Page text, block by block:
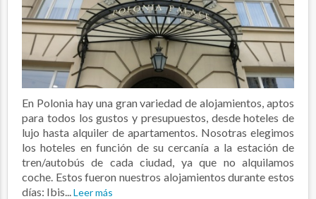
En Polonia hay una gran variedad de alojamientos, aptos
para todos los gustos y presupuestos, desde hoteles de
lujo hasta alquiler de apartamentos. Nosotras elegimos
los hoteles en función de su cercanía a la estación de
tren/autobús de cada ciudad, ya que no alquilamos
coche. Estos fueron nuestros alojamientos durante estos
días: Ibis... Leer más